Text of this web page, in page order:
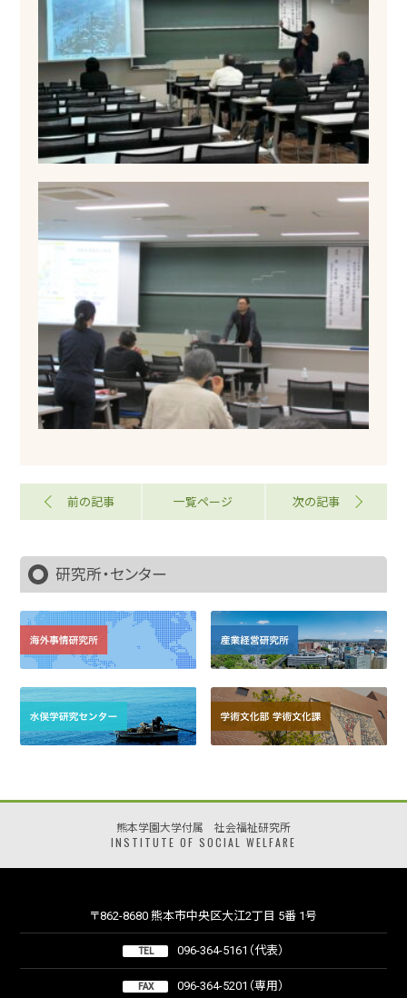
前の記事 一覧ページ 次の記事
研究所・センター
熊本学園大学付属 社会福祉研究所
INSTITUTE OF SOCIAL WELFARE
〒862-8680 熊本市中央区大江2丁目 5番 1号
TEL 096-364-5161（代表）
FAX 096-364-5201（専用）